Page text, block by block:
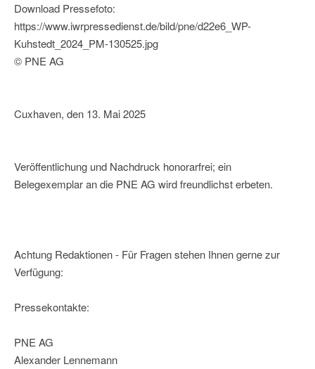
Download Pressefoto:
https://www.iwrpressedienst.de/bild/pne/d22e6_WP-
Kuhstedt_2024_PM-130525.jpg
© PNE AG
Cuxhaven, den 13. Mai 2025
Veröffentlichung und Nachdruck honorarfrei; ein
Belegexemplar an die PNE AG wird freundlichst erbeten.
Achtung Redaktionen - Für Fragen stehen Ihnen gerne zur
Verfügung:
Pressekontakte:
PNE AG
Alexander Lennemann